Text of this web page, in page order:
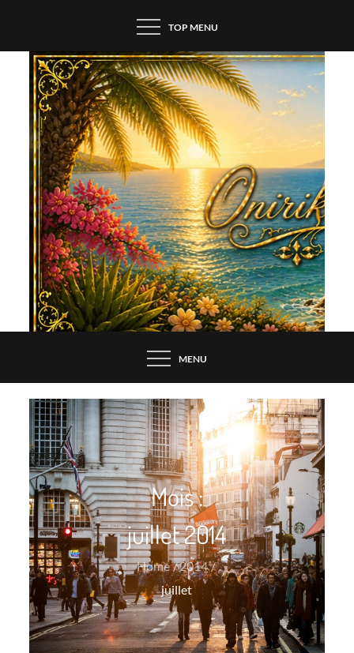
content
TOP MENU
MENU
Mois :
juillet 2014
Home
2014
juillet